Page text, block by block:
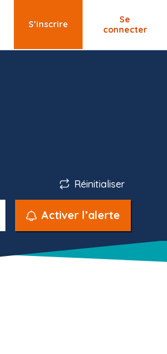
S’inscrire
Se
connecter
Réinitialiser
Activer l’alerte